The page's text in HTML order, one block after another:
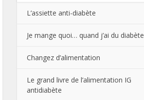
L’assiette anti-diabète
Je mange quoi… quand j’ai du diabète
Changez d’alimentation
Le grand livre de l’alimentation IG
antidiabète